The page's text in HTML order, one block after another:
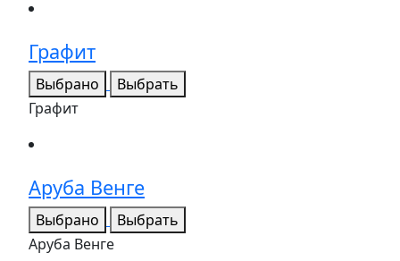
Графит
Выбрано
Выбрать
Графит
Аруба Венге
Выбрано
Выбрать
Аруба Венге